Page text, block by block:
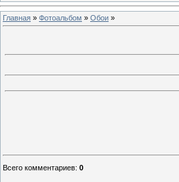
Главная » Фотоальбом » Обои »
Всего комментариев: 0